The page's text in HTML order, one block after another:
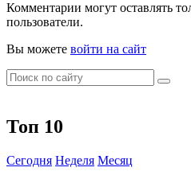
Комментарии могут оставлять
пользователи.
Вы можете войти на сайт
Топ 10
Сегодня Неделя Месяц